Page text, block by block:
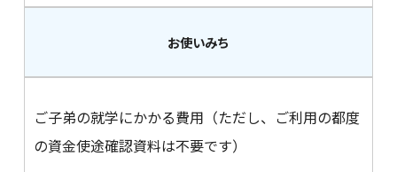
お使いみち
ご子弟の就学にかかる費用（ただし、ご利用の都度
の資金使途確認資料は不要です）